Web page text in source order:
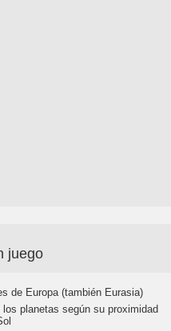
juego
de Europa (también Eurasia)
los planetas según su proximidad